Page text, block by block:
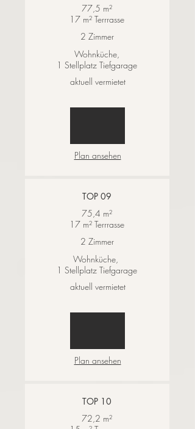
77,5 m²
17 m² Terrrasse
2 Zimmer
Wohnküche,
1 Stellplatz Tiefgarage
aktuell vermietet
Plan ansehen
TOP 09
75,4 m²
17 m² Terrrasse
2 Zimmer
Wohnküche,
1 Stellplatz Tiefgarage
aktuell vermietet
Plan ansehen
TOP 10
72,2 m²